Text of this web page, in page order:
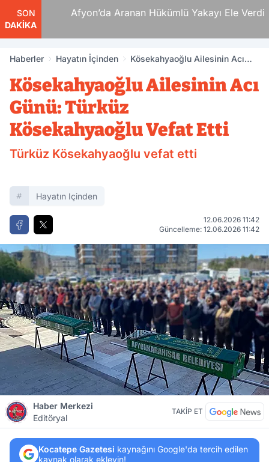
SON
DAKİKA
Afyon’da Aranan Hükümlü Yakayı Ele Verdi
Haberler Hayatın İçinden
Kösekahyaoğlu Ailesinin Acı
Vefat Etti
Kösekahyaoğlu Ailesinin Acı
Günü: Türküz
Kösekahyaoğlu Vefat Etti
Türküz Kösekahyaoğlu vefat etti
Hayatın Içinden
12.06.2026 11:42
Güncelleme: 12.06.2026 11:42
Haber Merkezi
Editöryal
TAKİP ET
Kocatepe Gazetesi kaynağını Google'da tercih edilen
kaynak olarak ekleyin!